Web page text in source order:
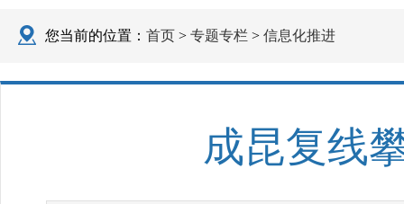
您当前的位置： 首页 > 专题专栏 > 信息化推进
成昆复线